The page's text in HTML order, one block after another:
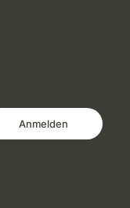
Anmelden